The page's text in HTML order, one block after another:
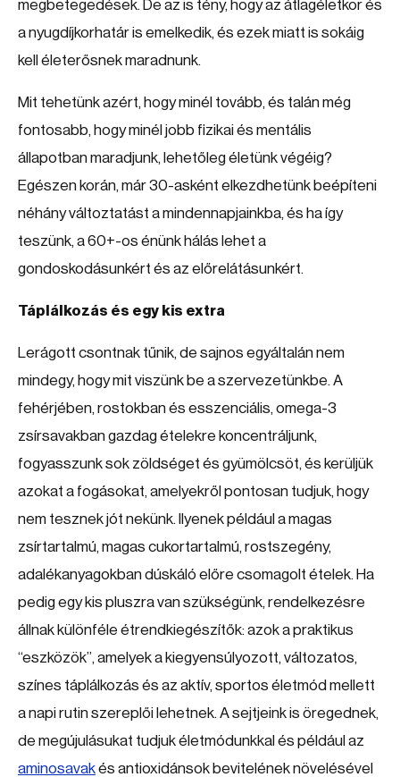
megbetegedések. De az is tény, hogy az átlagéletkor és
a nyugdíjkorhatár is emelkedik, és ezek miatt is sokáig
kell életerősnek maradnunk.
Mit tehetünk azért, hogy minél tovább, és talán még
fontosabb, hogy minél jobb fizikai és mentális
állapotban maradjunk, lehetőleg életünk végéig?
Egészen korán, már 30-asként elkezdhetünk beépíteni
néhány változtatást a mindennapjainkba, és ha így
teszünk, a 60+-os énünk hálás lehet a
gondoskodásunkért és az előrelátásunkért.
Táplálkozás és egy kis extra
Lerágott csontnak tűnik, de sajnos egyáltalán nem
mindegy, hogy mit viszünk be a szervezetünkbe. A
fehérjében, rostokban és esszenciális, omega-3
zsírsavakban gazdag ételekre koncentráljunk,
fogyasszunk sok zöldséget és gyümölcsöt, és kerüljük
azokat a fogásokat, amelyekről pontosan tudjuk, hogy
nem tesznek jót nekünk. Ilyenek például a magas
zsírtartalmú, magas cukortartalmú, rostszegény,
adalékanyagokban dúskáló előre csomagolt ételek. Ha
pedig egy kis pluszra van szükségünk, rendelkezésre
állnak különféle étrendkiegészítők: azok a praktikus
“eszközök”, amelyek a kiegyensúlyozott, változatos,
színes táplálkozás és az aktív, sportos életmód mellett
a napi rutin szereplői lehetnek. A sejtjeink is öregednek,
de megújulásukat tudjuk életmódunkkal és például az
aminosavakés antioxidánsok bevitelének növelésével